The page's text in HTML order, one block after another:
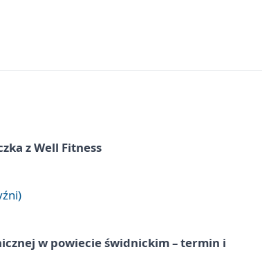
z Well Fitness
w powiecie świdnickim – termin i